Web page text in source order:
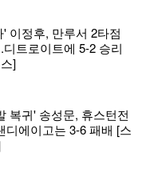
이정후, 만루서 2타점
트로이트에 5-2 승리
]
복귀' 송성문, 휴스턴전
에이고는 3-6 패배 [스